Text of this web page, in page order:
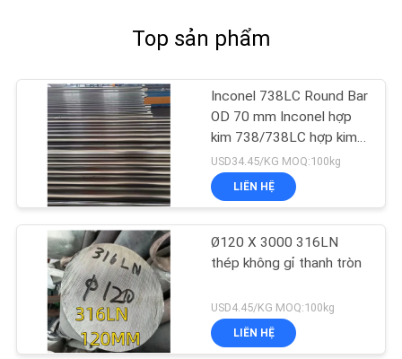
Top sản phẩm
Inconel 738LC Round Bar
OD 70 mm Inconel hợp
kim 738/738LC hợp kim
cao
USD34.45/KG MOQ:100kg
LIÊN HỆ
Ø120 X 3000 316LN
thép không gỉ thanh tròn
USD4.45/KG MOQ:100kg
LIÊN HỆ